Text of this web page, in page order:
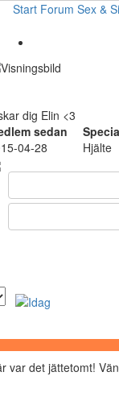
Start Forum Sex &
dig Elin <3
sedan
04-28
Hjälte
var det jättetomt!